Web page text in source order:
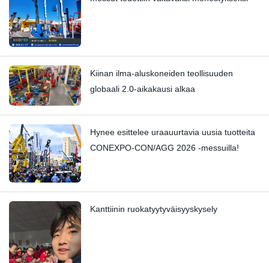
Kiinan ilma-aluskoneiden teollisuuden
globaali 2.0-aikakausi alkaa
Hynee esittelee uraauurtavia uusia tuotteita
CONEXPO-CON/AGG 2026 -messuilla!
Kanttiinin ruokatyytyväisyyskysely